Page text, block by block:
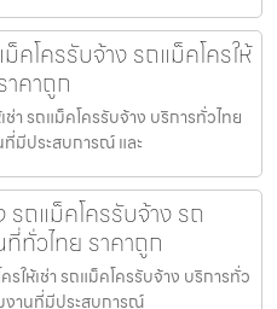
คโครรับจ้าง รถแม็คโครให้
คาถูก
ช่า รถแม็คโครรับจ้าง บริการทั่วไทย
มีประสบการณ์ และ
รถแม็คโครรับจ้าง รถ
ทั่วไทย ราคาถูก
รให้เช่า รถแม็คโครรับจ้าง บริการทั่ว
งานที่มีประสบการณ์